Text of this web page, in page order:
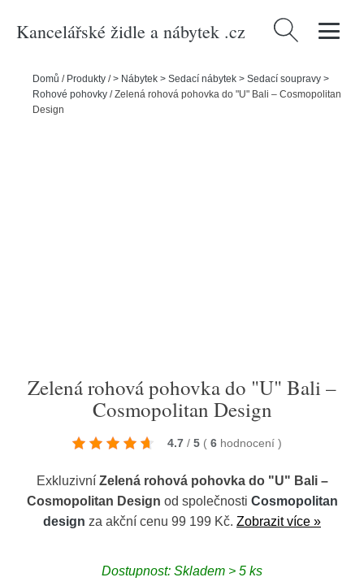
Kancelářské židle a nábytek .cz Vyhledávání
Domů / Produkty /> Nábytek > Sedací nábytek > Sedací soupravy >
Rohové pohovky /Zelená rohová pohovka do "U" Bali – Cosmopolitan
Design
Zelená rohová pohovka do "U" Bali –
Cosmopolitan Design
4.7 / 5 ( 6 hodnocení )
Exkluzivní Zelená rohová pohovka do "U" Bali –
Cosmopolitan Design od společnosti Cosmopolitan
design za akční cenu 99 199 Kč. Zobrazit více »
Dostupnost: Skladem > 5 ks